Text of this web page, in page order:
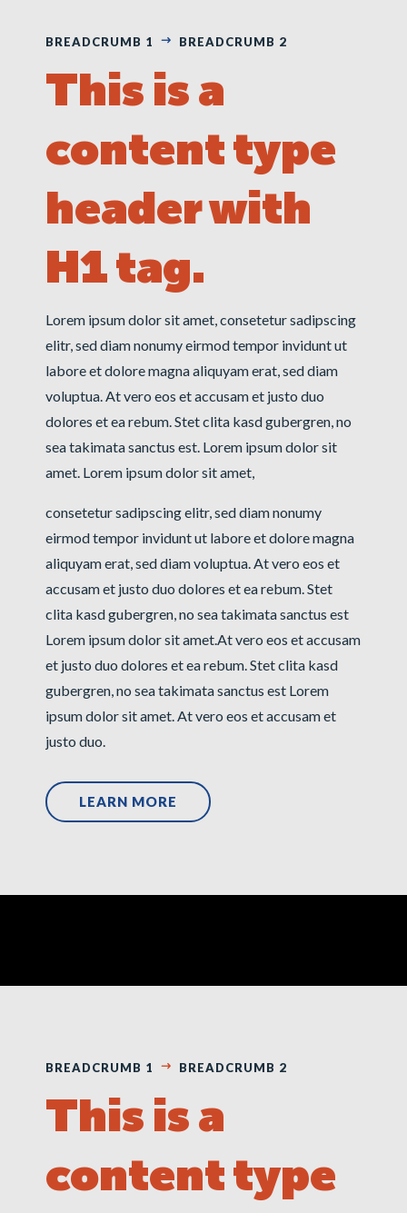
BREADCRUMB 1 BREADCRUMB 2
This is a
content type
header with
H1 tag.
Lorem ipsum dolor sit amet, consetetur sadipscing
elitr, sed diam nonumy eirmod tempor invidunt ut
labore et dolore magna aliquyam erat, sed diam
voluptua. At vero eos et accusam et justo duo
dolores et ea rebum. Stet clita kasd gubergren, no
sea takimata sanctus est. Lorem ipsum dolor sit
amet. Lorem ipsum dolor sit amet,
consetetur sadipscing elitr, sed diam nonumy
eirmod tempor invidunt ut labore et dolore magna
aliquyam erat, sed diam voluptua. At vero eos et
accusam et justo duo dolores et ea rebum. Stet
clita kasd gubergren, no sea takimata sanctus est
Lorem ipsum dolor sit amet.At vero eos et accusam
et justo duo dolores et ea rebum. Stet clita kasd
gubergren, no sea takimata sanctus est Lorem
ipsum dolor sit amet. At vero eos et accusam et
justo duo.
LEARN MORE
BREADCRUMB 1 BREADCRUMB 2
This is a
content type